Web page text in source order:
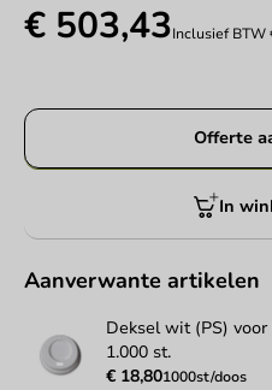
€ 503,43Inclusief BTW
Offerte
In
Aanverwante artikelen
Deksel wit (PS)
1.000 st.
€ 18,801000st/doos